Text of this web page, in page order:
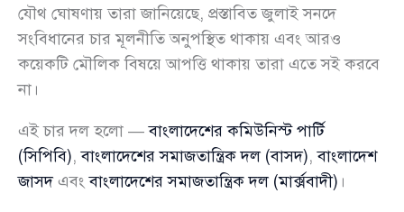
যৌথ ঘোষণায় তারা জানিয়েছে, প্রস্তাবিত জুলাই সনদে
সংবিধানের চার মূলনীতি অনুপস্থিত থাকায় এবং আরও
কয়েকটি মৌলিক বিষয়ে আপত্তি থাকায় তারা এতে সই করবে
না।
এই চার দল হলো —বাংলাদেশের কমিউনিস্ট পার্টি
(সিপিবি),বাংলাদেশের সমাজতান্ত্রিক দল (বাসদ),বাংলাদেশ
জাসদএবংবাংলাদেশের সমাজতান্ত্রিক দল (মার্ক্সবাদী) ।